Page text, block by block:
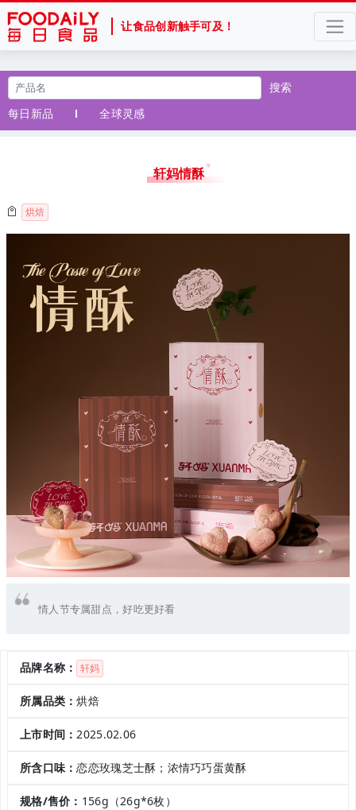
让食品创新触手可及！
搜索
每日新品
全球灵感
轩妈情酥
烘焙
情人节专属甜点，好吃更好看
品牌名称： 轩妈
所属品类：烘焙
上市时间：2025.02.06
所含口味：恋恋玫瑰芝士酥；浓情巧巧蛋黄酥
规格/售价： 156g（26g*6枚）